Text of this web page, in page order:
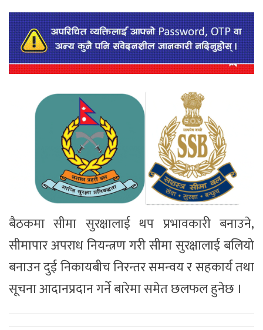
बैठकमा सीमा सुरक्षालाई थप प्रभावकारी बनाउने,
सीमापार अपराध नियन्त्रण गरी सीमा सुरक्षालाई बलियो
बनाउन दुई निकायबीच निरन्तर समन्वय र सहकार्य तथा
सूचना आदानप्रदान गर्ने बारेमा समेत छलफल हुनेछ ।